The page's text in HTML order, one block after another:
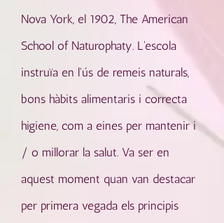
Nova York, el 1902, The American
School of Naturophaty. L'escola
instruïa en l'ús de remeis naturals,
bons hàbits alimentaris i correcta
higiene, com a eines per mantenir i
/ o millorar la salut. Va ser en
aquest moment quan van destacar
per primera vegada els principis